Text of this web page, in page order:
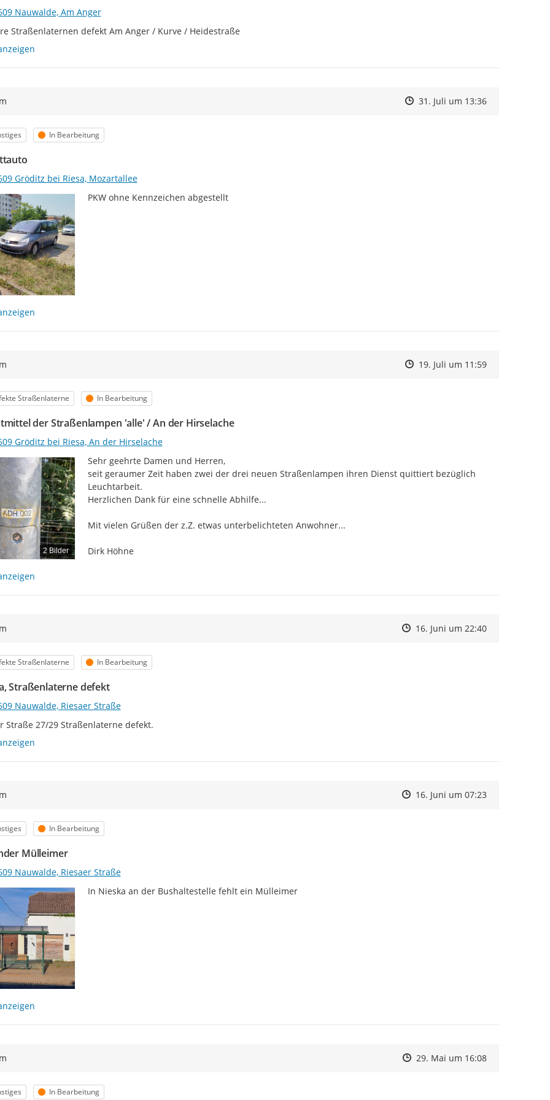
Nauwalde, Am Anger
Straßenlaternen defekt Am Anger / Kurve / Heidestraße
Zeitpunkt des Erstellens
Zeitpunkt des Erstellens
31. Juli um 13:36Zur Äußerung
Status
In Bearbeitung
Gröditz bei Riesa, Mozartallee
PKW ohne Kennzeichen abgestellt
Zeitpunkt des Erstellens
Zeitpunkt des Erstellens
19. Juli um 11:59Zur Äußerung
Straßenlaterne Status
In Bearbeitung
der Straßenlampen 'alle' / An der Hirselache
Gröditz bei Riesa, An der Hirselache
2 Bilder
Sehr geehrte Damen und Herren,
seit geraumer Zeit haben zwei der drei neuen Straßenlampen ihren Dienst quittiert bezüglich
Leuchtarbeit.
Herzlichen Dank für eine schnelle Abhilfe...
Mit vielen Grüßen der z.Z. etwas unterbelichteten Anwohner...
Dirk Höhne
Zeitpunkt des Erstellens
Zeitpunkt des Erstellens
16. Juni um 22:40Zur Äußerung
Straßenlaterne Status
In Bearbeitung
Straßenlaterne defekt
Nauwalde, Riesaer Straße
Straße 27/29 Straßenlaterne defekt.
Zeitpunkt des Erstellens
Zeitpunkt des Erstellens
16. Juni um 07:23Zur Äußerung
Status
In Bearbeitung
Mülleimer
Nauwalde, Riesaer Straße
In Nieska an der Bushaltestelle fehlt ein Mülleimer
Zeitpunkt des Erstellens
Zeitpunkt des Erstellens
29. Mai um 16:08Zur Äußerung
Status
In Bearbeitung